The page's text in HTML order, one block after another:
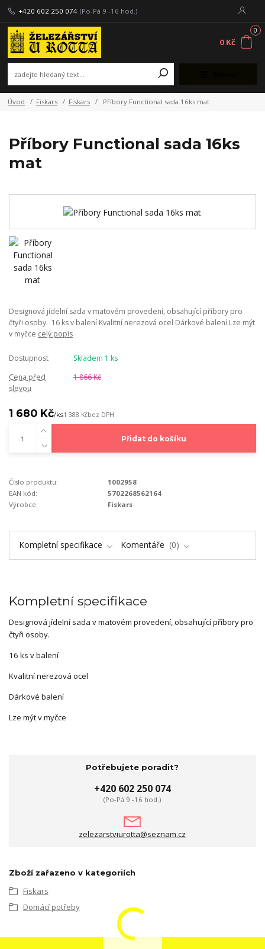
+420 602 250 074 (Po-Pá 9 -16 hod.)
0
0 Kč
Úvod Fiskars Fiskars Příbory Functional sada 16ks mat
Příbory Functional sada 16ks
mat
Designová jídelní sada v matovém provedení, obsahující příbory pro
čtyři osoby. 16 ks v balení Kvalitní nerezová ocel Dárkové balení Lze mýt
v myčce celý popis
Dostupnost
Skladem 1 ks
Cena před
slevou
1 866 Kč
1 680 Kč/ks1 388 Kčbez DPH
Přidat do košíku
Číslo produktu:
1002958
EAN kód:
5702268562164
Výrobce:
Fiskars
Kompletní specifikace Komentáře 0
Kompletní specifikace
Designová jídelní sada v matovém provedení, obsahující příbory pro
čtyři osoby.
16 ks v balení
Kvalitní nerezová ocel
Dárkové balení
Lze mýt v myčce
Potřebujete poradit?
+420 602 250 074
(Po-Pá 9 -16 hod.)
zelezarstviurotta@seznam.cz
Zboží zařazeno v kategoriích
Fiskars
Domácí potřeby